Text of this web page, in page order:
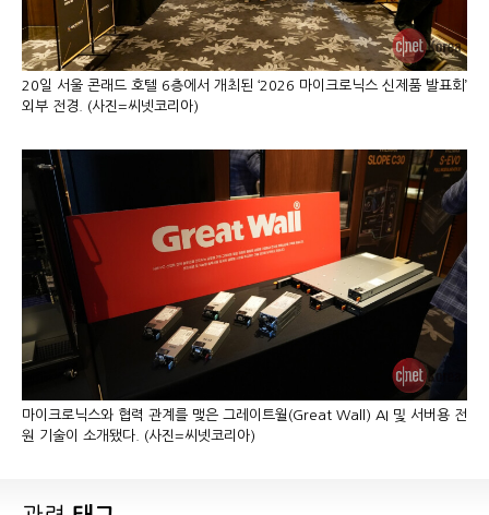
20일 서울 콘래드 호텔 6층에서 개최된 ‘2026 마이크로닉스 신제품 발표회’
외부 전경. (사진=씨넷코리아)
마이크로닉스와 협력 관계를 맺은 그레이트월(Great Wall) AI 및 서버용 전
원 기술이 소개됐다. (사진=씨넷코리아)